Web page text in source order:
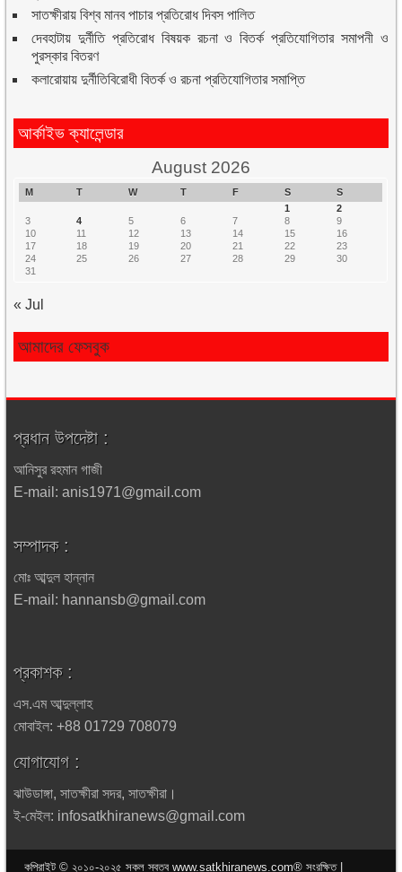
সাতক্ষীরায় বিশ্ব মানব পাচার প্রতিরোধ দিবস পালিত
দেবহাটায় দুর্নীতি প্রতিরোধ বিষয়ক রচনা ও বিতর্ক প্রতিযোগিতার সমাপনী ও
পুরস্কার বিতরণ
কলারোয়ায় দুর্নীতিবিরোধী বিতর্ক ও রচনা প্রতিযোগিতার সমাপ্তি
আর্কাইভ ক্যালেন্ডার
August 2026
M T W T F S
S
1
2
3
4 5 6 7 8
9
10
11 12 13 14 15
16
17
18 19 20 21 22
23
24
25 26 27 28 29
30
31
« Jul
আমাদের ফেসবুক
প্রধান উপদেষ্টা :
আনিসুর রহমান গাজী
E-mail: anis1971@gmail.com
সম্পাদক :
মোঃ আব্দুল হান্নান
E-mail: hannansb@gmail.com
প্রকাশক :
এস.এম আব্দুল্লাহ
মোবাইল: +88 01729 708079
যোগাযোগ :
ঝাউডাঙ্গা, সাতক্ষীরা সদর, সাতক্ষীরা।
ই-মেইল: infosatkhiranews@gmail.com
কপিরাইট © ২০১০-২০২৫ সকল স্বত্ব www.satkhiranews.com® সংরক্ষিত |